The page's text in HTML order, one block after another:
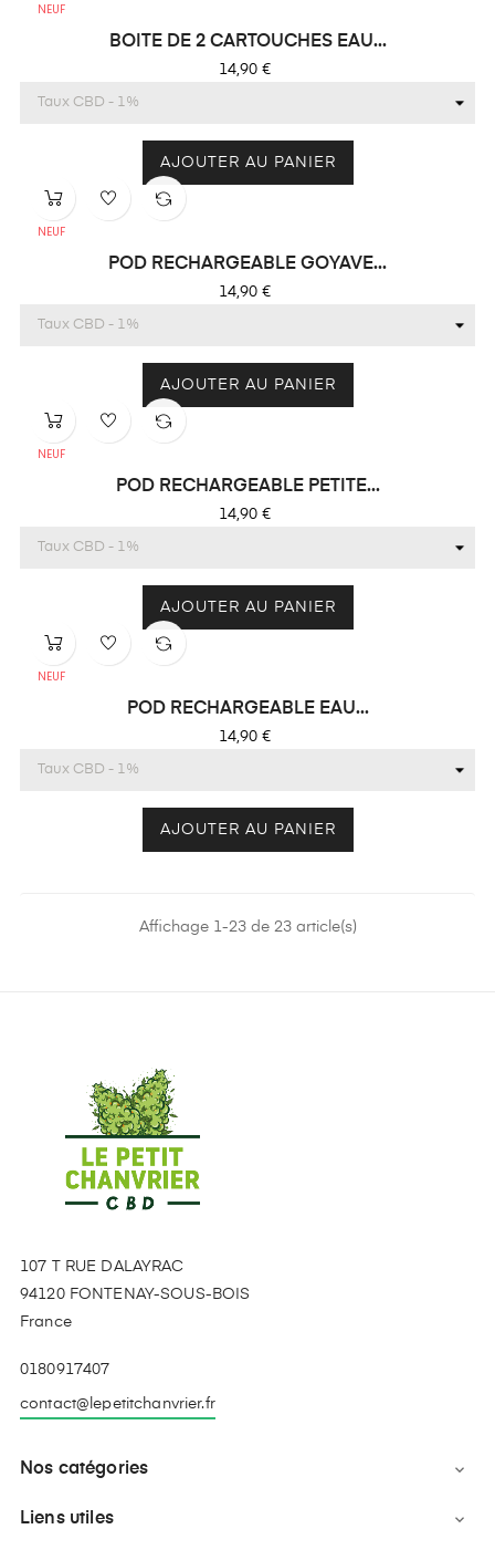
NEUF
BOITE DE 2 CARTOUCHES EAU...
Prix
14,90 €
AJOUTER AU PANIER
NEUF
POD RECHARGEABLE GOYAVE...
Prix
14,90 €
AJOUTER AU PANIER
NEUF
POD RECHARGEABLE PETITE...
Prix
14,90 €
AJOUTER AU PANIER
NEUF
POD RECHARGEABLE EAU...
Prix
14,90 €
AJOUTER AU PANIER
Affichage 1-23 de 23 article(s)
107 T RUE DALAYRAC
94120 FONTENAY-SOUS-BOIS
France
0180917407
contact@lepetitchanvrier.fr
Nos catégories 
Liens utiles 